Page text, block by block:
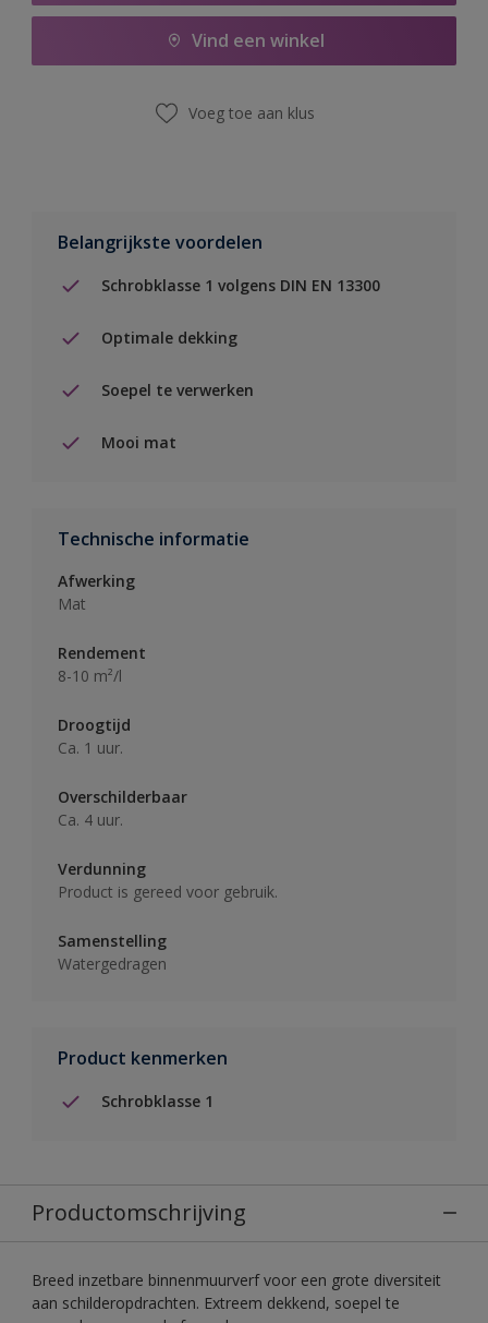
Vind een winkel
Voeg toe aan klus
Belangrijkste voordelen
Schrobklasse 1 volgens DIN EN 13300
Optimale dekking
Soepel te verwerken
Mooi mat
Technische informatie
Afwerking
Mat
Rendement
8-10 m²/l
Droogtijd
Ca. 1 uur.
Overschilderbaar
Ca. 4 uur.
Verdunning
Product is gereed voor gebruik.
Samenstelling
Watergedragen
Product kenmerken
Schrobklasse 1
Productomschrijving
Breed inzetbare binnenmuurverf voor een grote diversiteit
aan schilderopdrachten. Extreem dekkend, soepel te